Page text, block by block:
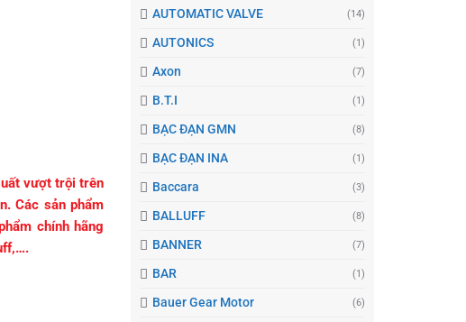
AUTOMATIC VALVE (14)
AUTONICS (1)
Axon (7)
B.T.I (1)
BẠC ĐẠN GMN (8)
BẠC ĐẠN INA (1)
Baccara (3)
BALLUFF (8)
BANNER (7)
BAR (1)
Bauer Gear Motor (6)
vượt trội trên
Các sản phẩm
chính hãng